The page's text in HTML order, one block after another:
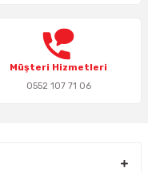
Müşteri Hizmetleri
0552 107 71 06